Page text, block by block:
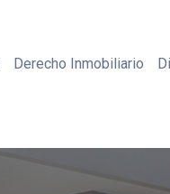
Derecho Inmobiliario